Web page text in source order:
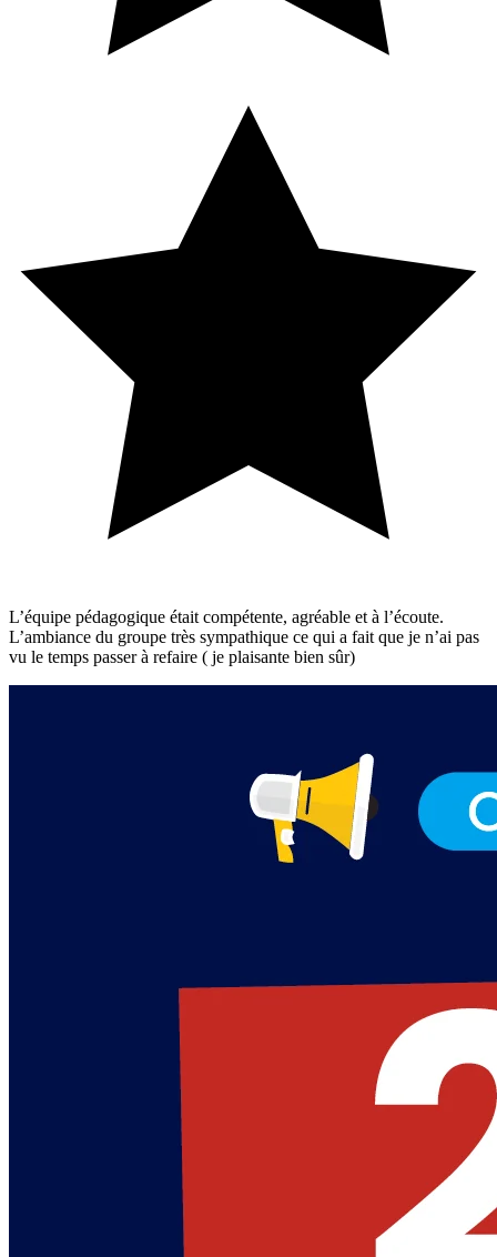
L’équipe pédagogique était compétente, agréable et à l’écoute.
L’ambiance du groupe très sympathique ce qui a fait que je n’ai pas
vu le temps passer à refaire ( je plaisante bien sûr)